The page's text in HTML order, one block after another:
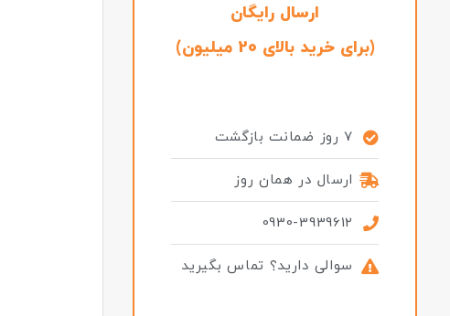
ارسال رایگان
(برای خرید بالای 20 میلیون)
7 روز ضمانت بازگشت
ارسال در همان روز
0930-3939612
سوالی دارید؟ تماس بگیرید